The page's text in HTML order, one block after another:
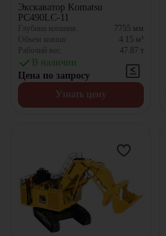
Экскаватор Komatsu
PC490LC-11
Глубина копания: 7755 мм
Объем ковша:
4.15 м³
Рабочий вес:
47.87 т
В наличии
Цена по запросу
Узнать цену